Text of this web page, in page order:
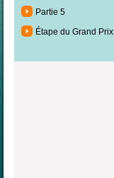
Partie 5
Étape du Grand Prix